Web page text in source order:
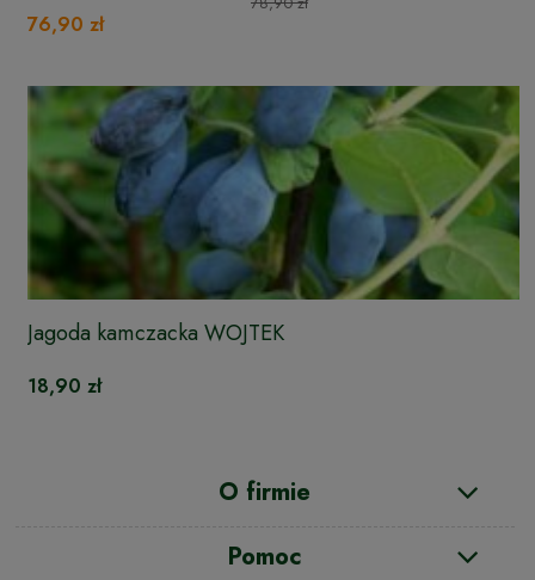
76,90 zł
Jagoda kamczacka WOJTEK
18,90 zł
O firmie
Pomoc